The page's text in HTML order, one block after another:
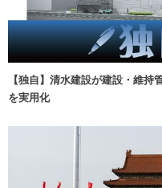
【独自】清水建設が建設・維
を実用化